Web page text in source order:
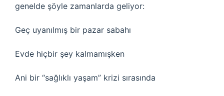
genelde şöyle zamanlarda geliyor:
Geç uyanılmış bir pazar sabahı
Evde hiçbir şey kalmamışken
Ani bir “sağlıklı yaşam” krizi sırasında